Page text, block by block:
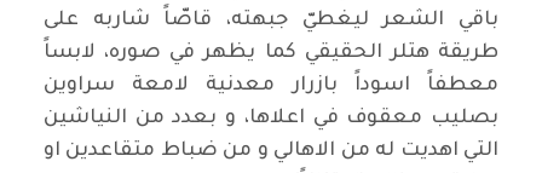
باقي الشعر ليغطيّ جبهته، قاصّاً شاربه على
طريقة هتلر الحقيقي كما يظهر في صوره، لابساً
معطفاً اسوداً بازرار معدنية لامعة سراوين
بصليب معقوف في اعلاها، و بعدد من النياشين
التي اهديت له من الاهالي و من ضباط متقاعدين او